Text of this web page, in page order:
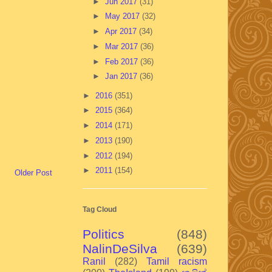
Older Post
►
May 2017 (32)
► Apr 2017 (34)
►
Mar 2017 (36)
► Feb 2017 (36)
► Jan 2017 (36)
► 2016 (351)
► 2015 (364)
► 2014 (171)
► 2013 (190)
► 2012 (194)
► 2011 (154)
Tag Cloud
Politics
(848)
NalinDeSilva
(639)
Ranil (282)
Tamil racism